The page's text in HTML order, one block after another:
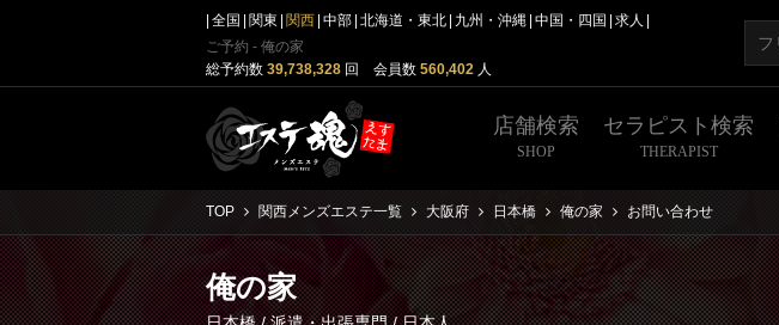
全国 関東 関西 中部 北海道・東北 九州・沖縄 中国・四国
求人
ご予約 - 俺の家
総予約数 39,738,328 回 会員数 560,402 人
店舗検索
SHOP
セラピスト検索
THERAPIST
TOP 関西メンズエステ一覧 大阪府 日本橋 俺の家 お問い合わせ
俺の家